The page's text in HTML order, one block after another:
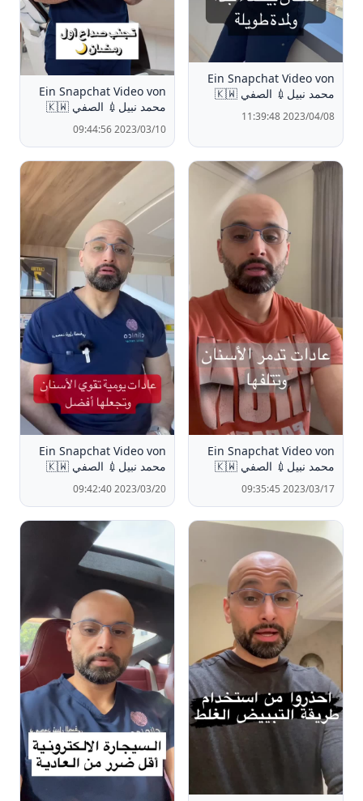
Ein Snapchat Video von
محمد نبيل💉 الصفي 🇰🇼
2023/04/08 11:39:48
Ein Snapchat Video von
محمد نبيل💉 الصفي 🇰🇼
2023/03/10 09:44:56
Ein Snapchat Video von
محمد نبيل💉 الصفي 🇰🇼
2023/03/17 09:35:45
Ein Snapchat Video von
محمد نبيل💉 الصفي 🇰🇼
2023/03/20 09:42:40